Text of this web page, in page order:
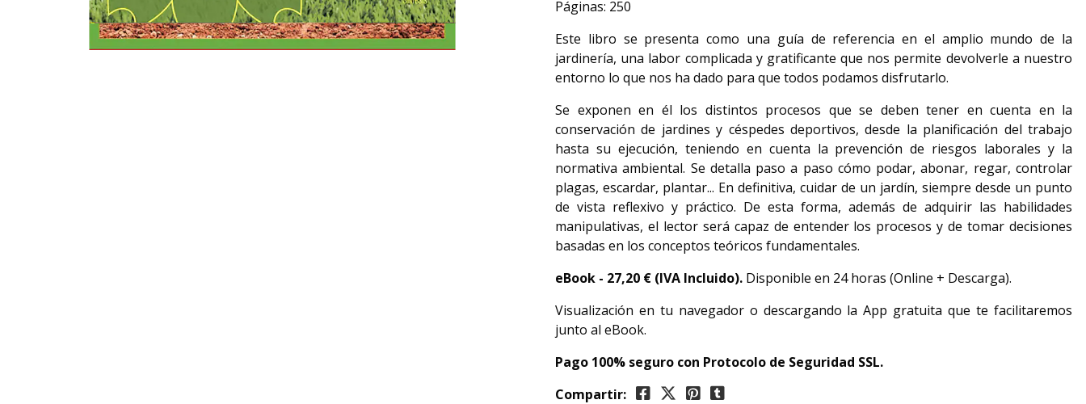
Páginas: 250
Este libro se presenta como una guía de referencia en el amplio mundo de la
jardinería, una labor complicada y gratificante que nos permite devolverle a nuestro
entorno lo que nos ha dado para que todos podamos disfrutarlo.
Se exponen en él los distintos procesos que se deben tener en cuenta en la
conservación de jardines y céspedes deportivos, desde la planificación del trabajo
hasta su ejecución, teniendo en cuenta la prevención de riesgos laborales y la
normativa ambiental. Se detalla paso a paso cómo podar, abonar, regar, controlar
plagas, escardar, plantar... En definitiva, cuidar de un jardín, siempre desde un punto
de vista reflexivo y práctico. De esta forma, además de adquirir las habilidades
manipulativas, el lector será capaz de entender los procesos y de tomar decisiones
basadas en los conceptos teóricos fundamentales.
eBook - 27,20 € (IVA Incluido). Disponible en 24 horas (Online + Descarga).
Visualización en tu navegador o descargando la App gratuita que te facilitaremos
junto al eBook.
Pago 100% seguro con Protocolo de Seguridad SSL.
Compartir: